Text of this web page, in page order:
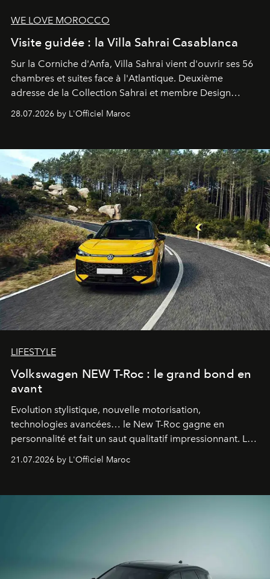
WE LOVE MOROCCO
Visite guidée : la Villa Sahrai Casablanca
Sur la Corniche d'Anfa, Villa Sahrai vient d'ouvrir ses 56
chambres et suites face à l'Atlantique. Deuxième
adresse de la Collection Sahrai et membre Design
Pillet promet un lieu de vie complet. On y a déjeuné…
28.07.2026 by L'Officiel Maroc
LIFESTYLE
Volkswagen NEW T-Roc : le grand bond en
avant
Evolution stylistique, nouvelle motorisation,
technologies avancées… le New T-Roc gagne en
personnalité et fait un saut qualitatif impressionnant. Le
fétiche pour le rendre plus premium. Et le pari semble
21.07.2026 by L'Officiel Maroc